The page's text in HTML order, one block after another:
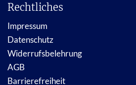
Rechtliches
Impressum
Datenschutz
Widerrufsbelehrung
AGB
Barrierefreiheit